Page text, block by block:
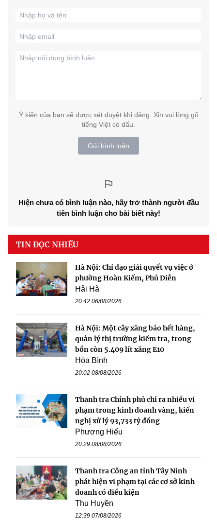
Ý kiến của bạn sẽ được xét duyệt khi đăng. Xin vui lòng gõ
tiếng Việt có dấu.
Gửi bình luận
Hiện chưa có bình luận nào, hãy trở thành người đầu
tiên bình luận cho bài biết này!
TIN ĐỌC NHIỀU
Hà Nội: Chỉ đạo giải quyết vụ việc ở
phường Hoàn Kiếm, Phú Diễn
Hải Hà
20:42 06/08/2026
Hà Nội: Một cây xăng báo hết hàng,
quản lý thị trường kiểm tra, trong
bồn còn 5.409 lít xăng E10
Hòa Bình
20:02 08/08/2026
Thanh tra Chính phủ chỉ ra nhiều vi
phạm trong kinh doanh vàng, kiến
nghị xử lý 93,733 tỷ đồng
Phương Hiếu
20:29 08/08/2026
Thanh tra Công an tỉnh Tây Ninh
phát hiện vi phạm tại các cơ sở kinh
doanh có điều kiện
Thu Huyền
12:39 07/08/2026